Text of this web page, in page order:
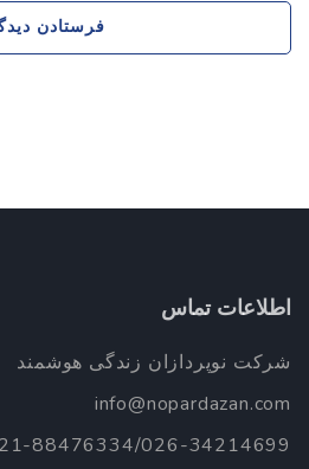
تماس
نوپردازان زندگی هوشمند
021-88476334/026-